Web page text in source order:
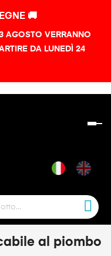
🚚
AGOSTO VERRANNO
DA LUNEDÌ 24
al piombo